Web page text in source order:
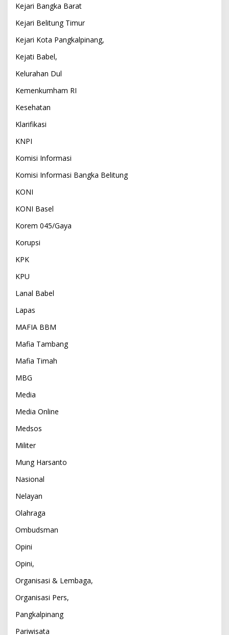
Kejari Bangka Barat
Kejari Belitung Timur
Kejari Kota Pangkalpinang,
Kejati Babel,
Kelurahan Dul
Kemenkumham RI
Kesehatan
Klarifikasi
KNPI
Komisi Informasi
Komisi Informasi Bangka Belitung
KONI
KONI Basel
Korem 045/Gaya
Korupsi
KPK
KPU
Lanal Babel
Lapas
MAFIA BBM
Mafia Tambang
Mafia Timah
MBG
Media
Media Online
Medsos
Militer
Mung Harsanto
Nasional
Nelayan
Olahraga
Ombudsman
Opini
Opini,
Organisasi & Lembaga,
Organisasi Pers,
Pangkalpinang
Pariwisata